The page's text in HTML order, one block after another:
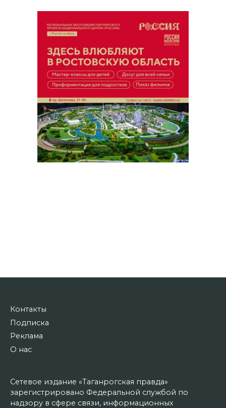
Контакты
Подписка
Реклама
О нас
Сетевое издание «Таганрогская правда»
зарегистрировано Федеральной службой по
надзору в сфере связи, информационных